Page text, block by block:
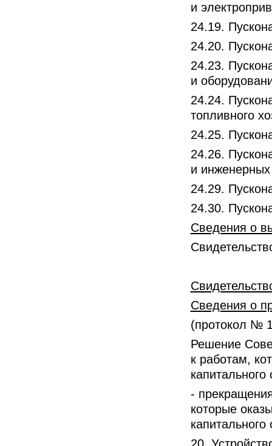
и
24.19.
24.20.
24.23.
и
24.24.
топливного
24.25.
24.26.
и
24.29.
24.30.
Сведения о
Сведения о
(протокол №
Решение
к работам,
капитального
-
которые
капитального